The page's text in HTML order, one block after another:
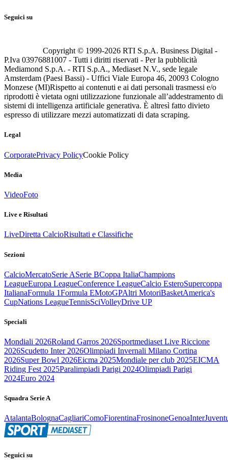
Seguici su
Copyright © 1999-2026 RTI S.p.A. Business Digital -
P.Iva 03976881007 - Tutti i diritti riservati - Per la pubblicità
Mediamond S.p.A. - RTI S.p.A., Mediaset N.V., sede legale
Amsterdam (Paesi Bassi) - Uffici Viale Europa 46, 20093 Cologno
Monzese (MI)Rispetto ai contenuti e ai dati personali trasmessi e/o
riprodotti è vietata ogni utilizzazione funzionale all’addestramento di
sistemi di intelligenza artificiale generativa. È altresì fatto divieto
espresso di utilizzare mezzi automatizzati di data scraping.
Legal
CorporatePrivacy PolicyCookie Policy
Media
VideoFoto
Live e Risultati
LiveDiretta CalcioRisultati e Classifiche
Sezioni
CalcioMercatoSerie ASerie BCoppa ItaliaChampions
LeagueEuropa LeagueConference LeagueCalcio EsteroSupercoppa
ItalianaFormula 1Formula EMotoGPAltri MotoriBasketAmerica's
CupNations LeagueTennisSciVolleyDrive UP
Speciali
Mondiali 2026Roland Garros 2026Sportmediaset Live Riccione
2026Scudetto Inter 2026Olimpiadi Invernali Milano Cortina
2026Super Bowl 2026Eicma 2025Mondiale per club 2025EICMA
Riding Fest 2025Paralimpiadi Parigi 2024Olimpiadi Parigi
2024Euro 2024
Squadra Serie A
AtalantaBolognaCagliariComoFiorentinaFrosinoneGenoaInter
Seguici su